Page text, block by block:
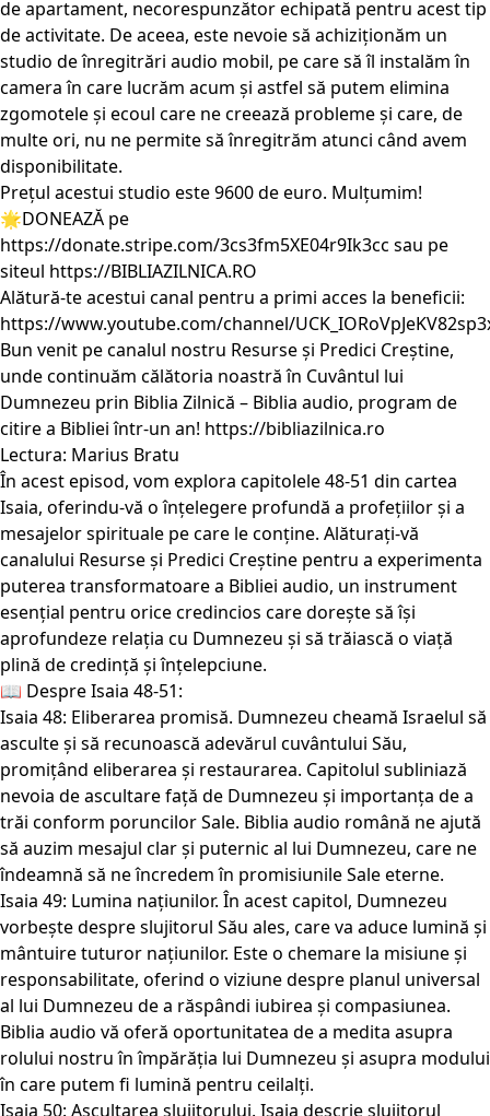
de apartament, necorespunzător echipată pentru acest tip
de activitate. De aceea, este nevoie să achiziționăm un
studio de înregitrări audio mobil, pe care să îl instalăm în
camera în care lucrăm acum și astfel să putem elimina
zgomotele și ecoul care ne creează probleme și care, de
multe ori, nu ne permite să înregitrăm atunci când avem
disponibilitate.
Prețul acestui studio este 9600 de euro. Mulțumim!
🌟DONEAZĂ pe
https://donate.stripe.com/3cs3fm5XE04r9Ik3cc sau pe
siteul https://BIBLIAZILNICA.RO
Alătură-te acestui canal pentru a primi acces la beneficii:
https://www.youtube.com/channel/
Bun venit pe canalul nostru Resurse și Predici Creștine,
unde continuăm călătoria noastră în Cuvântul lui
Dumnezeu prin Biblia Zilnică – Biblia audio, program de
citire a Bibliei într-un an! https://bibliazilnica.ro
Lectura: Marius Bratu
În acest episod, vom explora capitolele 48-51 din cartea
Isaia, oferindu-vă o înțelegere profundă a profețiilor și a
mesajelor spirituale pe care le conține. Alăturați-vă
canalului Resurse și Predici Creștine pentru a experimenta
puterea transformatoare a Bibliei audio, un instrument
esențial pentru orice credincios care dorește să își
aprofundeze relația cu Dumnezeu și să trăiască o viață
plină de credință și înțelepciune.
📖 Despre Isaia 48-51:
Isaia 48: Eliberarea promisă. Dumnezeu cheamă Israelul să
asculte și să recunoască adevărul cuvântului Său,
promițând eliberarea și restaurarea. Capitolul subliniază
nevoia de ascultare față de Dumnezeu și importanța de a
trăi conform poruncilor Sale. Biblia audio română ne ajută
să auzim mesajul clar și puternic al lui Dumnezeu, care ne
îndeamnă să ne încredem în promisiunile Sale eterne.
Isaia 49: Lumina națiunilor. În acest capitol, Dumnezeu
vorbește despre slujitorul Său ales, care va aduce lumină și
mântuire tuturor națiunilor. Este o chemare la misiune și
responsabilitate, oferind o viziune despre planul universal
al lui Dumnezeu de a răspândi iubirea și compasiunea.
Biblia audio vă oferă oportunitatea de a medita asupra
rolului nostru în împărăția lui Dumnezeu și asupra modului
în care putem fi lumină pentru ceilalți.
Isaia 50: Ascultarea slujitorului. Isaia descrie slujitorul